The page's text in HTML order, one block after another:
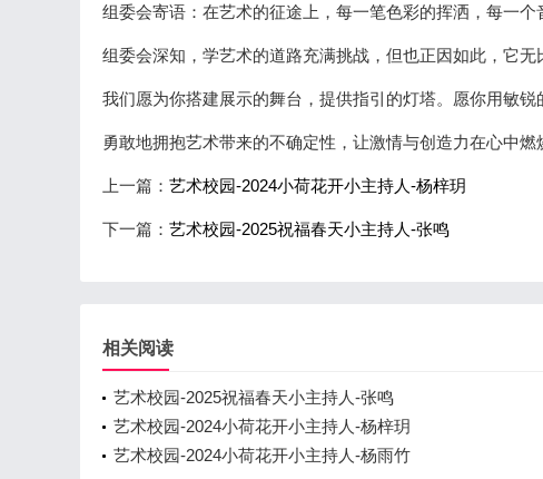
组委会寄语：在艺术的征途上，每一笔色彩的挥洒，每一
组委会深知，学艺术的道路充满挑战，但也正因如此，它无
我们愿为你搭建展示的舞台，提供指引的灯塔。愿你用敏
勇敢地拥抱艺术带来的不确定性，让激情与创造力在心中燃
上一篇： 艺术校园-2024小荷花开小主持人-杨梓玥
下一篇： 艺术校园-2025祝福春天小主持人-张鸣
相关阅读
艺术校园-2025祝福春天小主持人-张鸣
艺术校园-2024小荷花开小主持人-杨梓玥
艺术校园-2024小荷花开小主持人-杨雨竹